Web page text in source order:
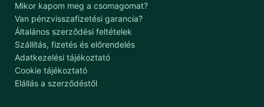
Mikor kapom meg a csomagomat?
Van pénzvisszafizetési garancia?
Általános szerződési feltételek
Szállítás, fizetés és előrendelés
Adatkezelési tájékoztató
Cookie tájékoztató
Elállás a szerződéstől